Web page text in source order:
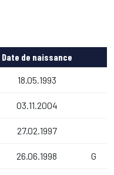
Date de naissance
18.05.1993
03.11.2004
27.02.1997
26.06.1998 G